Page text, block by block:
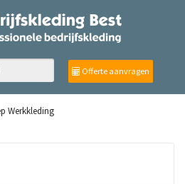
Offerte aanvragen
Werkkleding